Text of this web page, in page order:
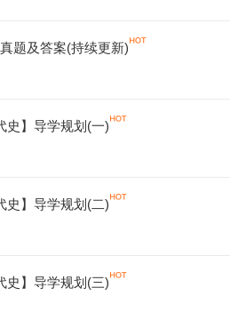
题及答案(持续更新)
史】导学规划(一)
史】导学规划(二)
史】导学规划(三)